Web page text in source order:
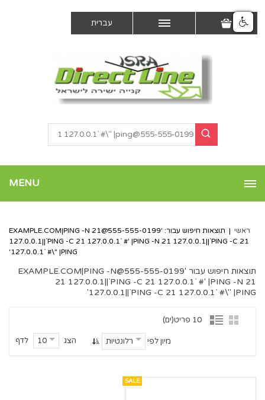
עברית
MENU
ראשי | תוצאות חיפוש עבור: '555-555-0199@EXAMPLE.COM
|PING -N 21
127.0.0.1||`PING -C 21 127.0.0.1` #' |PING -N 21 127.0.0.1||`PING -C 21
127.0.0.1` #\" |PING'
תוצאות חיפוש עבור '555-555-0199@EXAMPLE.COM
|PING -N
21 127.0.0.1||`PING -C 21 127.0.0.1` #' |PING -N 21
127.0.0.1||`PING -C 21 127.0.0.1` #\" |PING'
10 פריט(ים)
הצג 10 לדף מיון לפי רלונטיות
SALE